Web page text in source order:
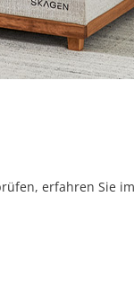
erfahren Sie